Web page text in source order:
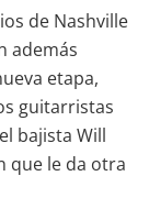
de Nashville
además
etapa,
guitarristas
bajista Will
que le da otra